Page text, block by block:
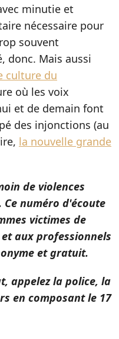
minutie et
nécessaire pour
souvent
donc. Mais aussi
culture du
où les voix
et de demain font
des injonctions (au
la nouvelle grande
de violences
Ce numéro d'écoute
victimes de
aux professionnels
et gratuit.
appelez la police, la
en composant le 17